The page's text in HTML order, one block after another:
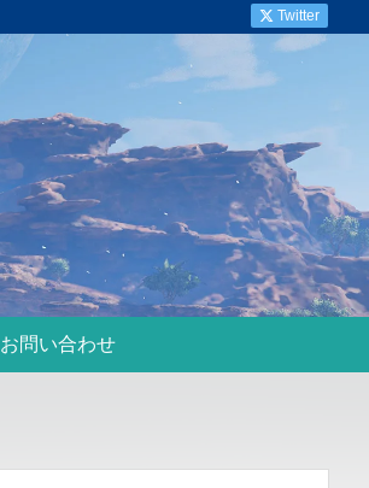
お問い合わせ
Twitter